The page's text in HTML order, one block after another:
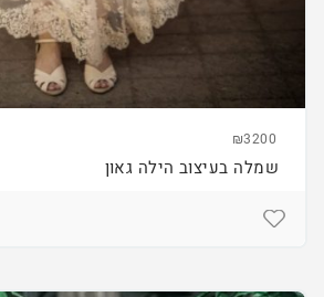
₪3200
שמלה בעיצוב הילה גאון